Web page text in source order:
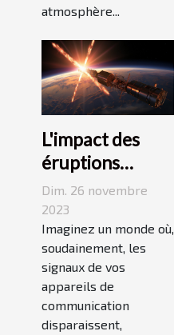
atmosphère...
L'impact des
éruptions
solaires sur les
communications
terrestres
Dim. 26 novembre
2023
Imaginez un monde où,
soudainement, les
signaux de vos
appareils de
communication
disparaissent,